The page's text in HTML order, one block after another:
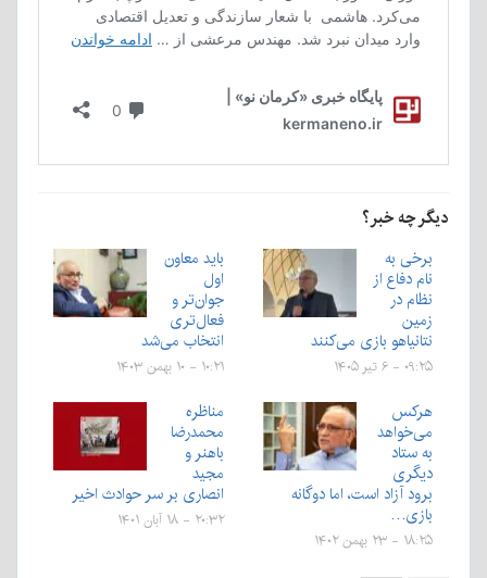
دیگر چه خبر؟
برخی به
نام دفاع از
نظام در
نتانیاهو بازی می‌کنند
باید معاون
جوان‌تر و
فعال‌تری
انتخاب می‌شد
هرکس
می‌خواهد
به ستاد
دیگری
برود آزاد است، اما دوگانه
بازی…
محمدرضا
انصاری بر سر حوادث اخیر